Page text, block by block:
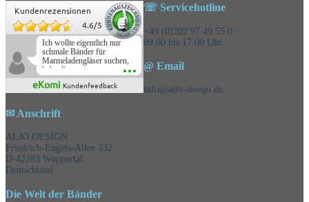
Kundenrezensionen
4.6/5
Ich wollte eigentlich nur
schmale Bänder für
Marmeladengläser suchen,
habe die
Überraschungsbänder
mitbestellt und war positiv
eKomi Kundenfeedback
☏ Servicehotline
+49 (0)202 97 49 55 0
09.00 bis 17.00 Uhr
@ Email
info@aljo-design.de
✉ Anschrift
ALJO DESIGN
Friedrich-Engels-Allee 332
D-42283 Wuppertal
Deutschland
Die Welt der Bänder